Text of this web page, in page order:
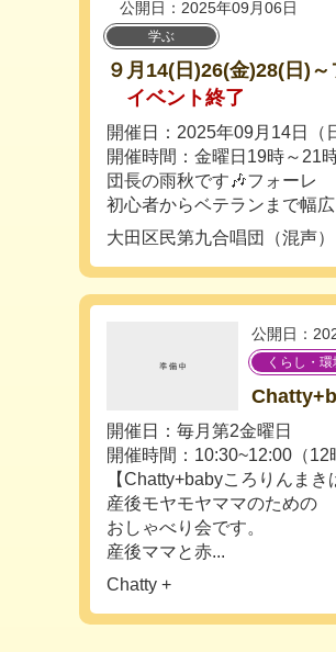
公開日：2025年09月06日
学ぶ
９月14(日)26(金)28(日)
イベント終了
開催日：2025年09月14日（
開催時間：金曜日19時～21
団長の雨秋です🎶フォーレ
初心者からベテランまで幅
大田区民第九合唱団（混声）
公開日：
くらし・環
開催日：毎月第2金曜日
開催時間：10:30~12:00（12
【Chatty+babyころりんまき
産後モヤモヤママのための
おしゃべり会です。
産後ママと赤...
Chatty +